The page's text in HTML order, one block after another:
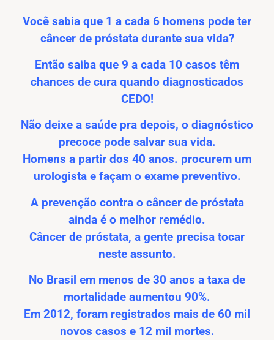
Downloads
Bíblia Online
Você sabia que 1 a cada 6 homens pode ter
câncer de próstata durante sua vida?
Então saiba que 9 a cada 10 casos têm
chances de cura quando diagnosticados
CEDO!
Não deixe a saúde pra depois, o diagnóstico
precoce pode salvar sua vida.
Homens a partir dos 40 anos. procurem um
urologista e façam o exame preventivo.
A prevenção contra o câncer de próstata
ainda é o melhor remédio.
Câncer de próstata, a gente precisa tocar
neste assunto.
No Brasil em menos de 30 anos a taxa de
mortalidade aumentou 90%.
Em 2012, foram registrados mais de 60 mil
novos casos e 12 mil mortes.